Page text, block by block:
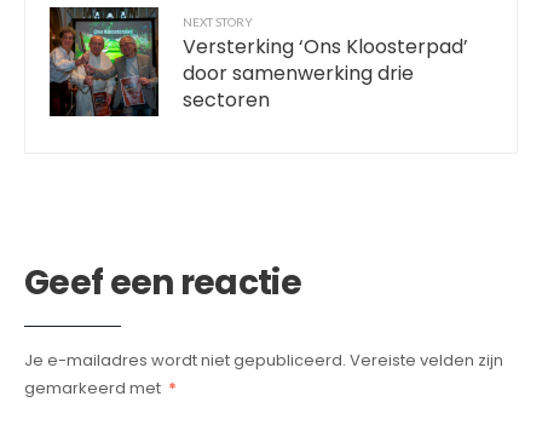
NEXT STORY
Versterking ‘Ons Kloosterpad’
door samenwerking drie
sectoren
Geef een reactie
Je e-mailadres wordt niet gepubliceerd. Vereiste velden zijn
gemarkeerd met *